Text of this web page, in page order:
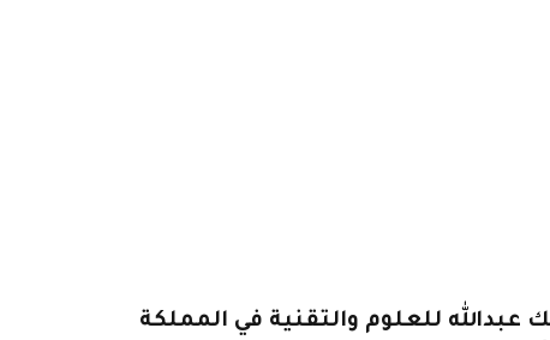
للعلوم والتقنية في المملكة